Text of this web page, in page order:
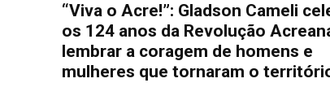
“Viva o Acre!”: Gladson Cameli
os 124 anos da Revolução
lembrar a coragem de homens e
mulheres que tornaram o